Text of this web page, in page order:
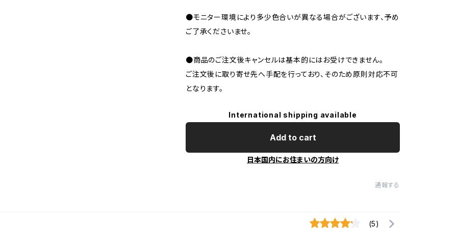
●モニター環境により多少色合いが異なる場合がございます、予め
ご了承くださいませ。
●商品のご注文後キャンセルは基本的にはお受けできません。
ご注文後に取り寄せ先へ手配を行っており、そのため原則対応不可
となります。
International shipping available
Add to cart
日本国内にお住まいの方向け
通報する
(5)